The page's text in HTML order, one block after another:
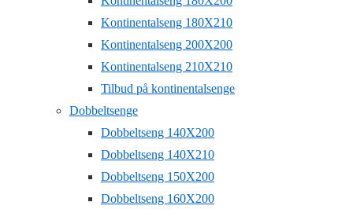
Kontinentalseng 180X210
Kontinentalseng 200X200
Kontinentalseng 210X210
Tilbud på kontinentalsenge
Dobbeltsenge
Dobbeltseng 140X200
Dobbeltseng 140X210
Dobbeltseng 150X200
Dobbeltseng 160X200